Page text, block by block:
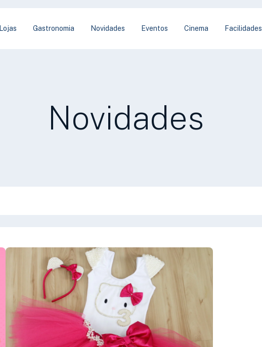
Lojas Gastronomia Novidades Eventos Cinema Facilidades
Novidades